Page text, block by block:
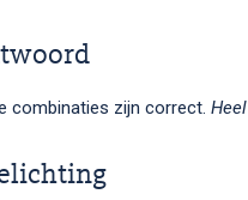
combinaties zijn correct. Heel